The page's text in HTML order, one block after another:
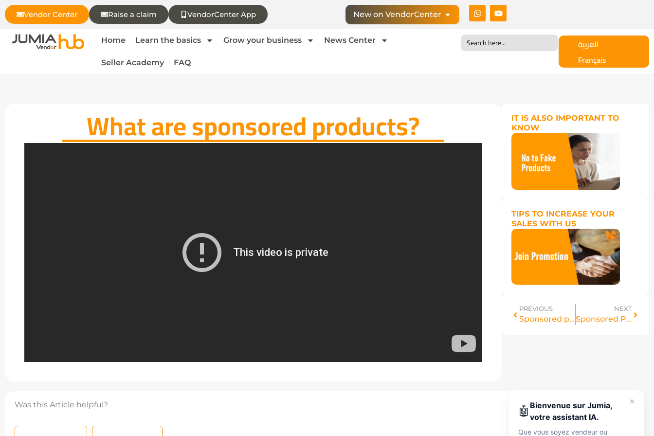
Vendor Center Raise a claim VendorCenter App New on VendorCenter
Home Learn the basics Grow your business News Center
Seller Academy FAQ
Search
for:
العربية
Français
What are sponsored products?
IT IS ALSO IMPORTANT TO
KNOW
TIPS TO INCREASE YOUR
SALES WITH US
PREVIOUS
Sponsored products – What are Mirakl sponsored products?
NEXT
Sponsored Products – Change Language on Mirakl (New Interface + Quick Tip)
Was this Article helpful? 🤖 Bienvenue sur Jumia,
votre assistant IA.
Que vous soyez vendeur ou
moment, que vous soyez vendeur ou
simplement en exploration. Parlez-moi en